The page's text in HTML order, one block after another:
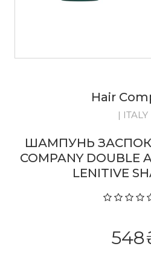
Hair
| ITALY
ШАМПУНЬ
COMPANY DOUBLE
LENITIVE
548